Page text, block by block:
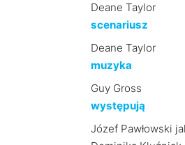
Deane Taylor
scenariusz
Deane Taylor
muzyka
Guy Gross
występują
Józef Pawłowski